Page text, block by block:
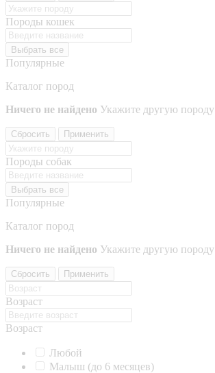
Породы кошек
Выбрать все
Популярные
Каталог пород
Ничего не найдено Укажите другую породу
Сбросить Применить
Породы собак
Выбрать все
Популярные
Каталог пород
Ничего не найдено Укажите другую породу
Сбросить Применить
Возраст
Возраст
Любой
Малыш (до 6 месяцев)